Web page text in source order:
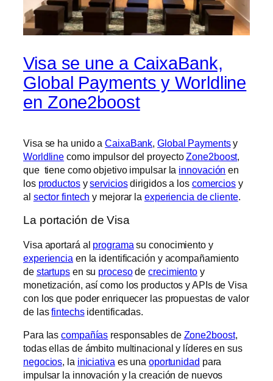
Visa se une a CaixaBank,
Global Payments y Worldline
en Zone2boost
Visa se ha unido aCaixaBank ,Global Paymentsy
Worldline como impulsor del proyecto Zone2boost,
que tiene como objetivo impulsar la innovación en
los productosyserviciosdirigidos a los comerciosy
al sector fintech y mejorar la experiencia de cliente.
La portación de Visa
Visa aportará al programa su conocimiento y
experiencia en la identificación y acompañamiento
de startupsen su procesodecrecimiento y
monetización, así como los productos y APIs de Visa
con los que poder enriquecer las propuestas de valor
de lasfintechsidentificadas.
Para lascompañías responsables de Zone2boost,
todas ellas de ámbito multinacional y líderes en sus
negocios, la iniciativa es una oportunidad para
impulsar la innovación y la creación de nuevos